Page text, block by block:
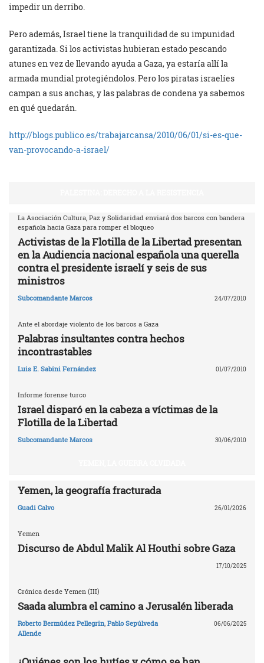
impedir un derribo.
Pero además, Israel tiene la tranquilidad de su impunidad
garantizada. Si los activistas hubieran estado pescando
atunes en vez de llevando ayuda a Gaza, ya estaría allí la
armada mundial protegiéndolos. Pero los piratas israelíes
campan a sus anchas, y las palabras de condena ya sabemos
en qué quedarán.
http://blogs.publico.es/trabajarcansa/2010/06/01/si-es-que-
van-provocando-a-israel/
La Asociación Cultura, Paz y Solidaridad enviará dos barcos con bandera
española hacia Gaza para romper el bloqueo
Activistas de la Flotilla de la Libertad presentan
en la Audiencia nacional española una querella
contra el presidente israelí y seis de sus
ministros
Subcomandante Marcos 24/07/2010
Ante el abordaje violento de los barcos a Gaza
Palabras insultantes contra hechos
incontrastables
Luis E. Sabini Fernández 01/07/2010
Informe forense turco
Israel disparó en la cabeza a víctimas de la
Flotilla de la Libertad
Subcomandante Marcos 30/06/2010
Yemen, la geografía fracturada
Guadi Calvo 26/01/2026
Yemen
Discurso de Abdul Malik Al Houthi sobre Gaza
17/10/2025
Crónica desde Yemen (III)
Saada alumbra el camino a Jerusalén liberada
Roberto Bermúdez Pellegrin, Pablo Sepúlveda
Allende
06/06/2025